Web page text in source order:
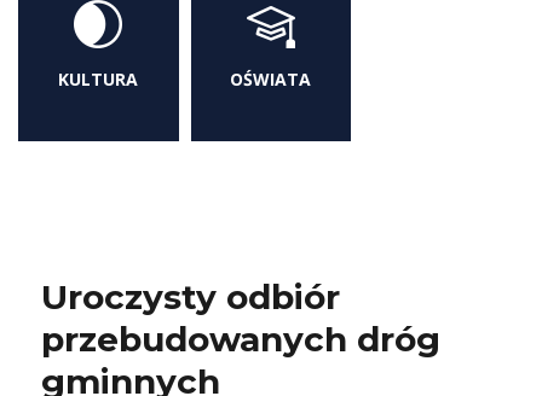
KULTURA OŚWIATA
Uroczysty odbiór
przebudowanych dróg
gminnych